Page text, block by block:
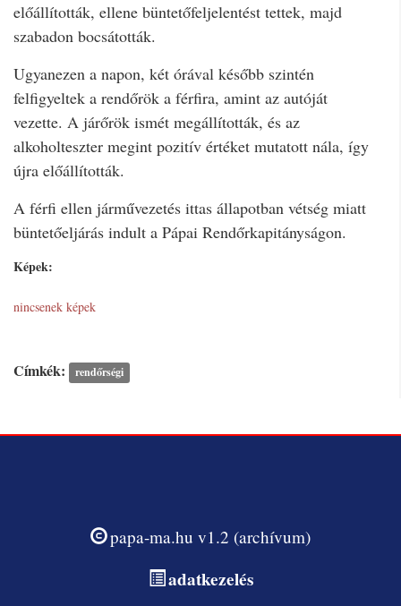
előállították, ellene büntetőfeljelentést tettek, majd
szabadon bocsátották.
Ugyanezen a napon, két órával később szintén
felfigyeltek a rendőrök a férfira, amint az autóját
vezette. A járőrök ismét megállították, és az
alkoholteszter megint pozitív értéket mutatott nála, így
újra előállították.
A férfi ellen járművezetés ittas állapotban vétség miatt
büntetőeljárás indult a Pápai Rendőrkapitányságon.
Képek:
nincsenek képek
Címkék: rendőrségi
papa-ma.hu v1.2 (archívum)
adatkezelés